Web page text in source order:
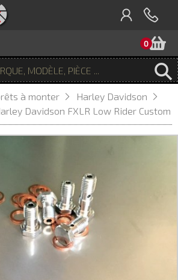
0
à monter
Harley Davidson
Davidson FXLR Low Rider Custom